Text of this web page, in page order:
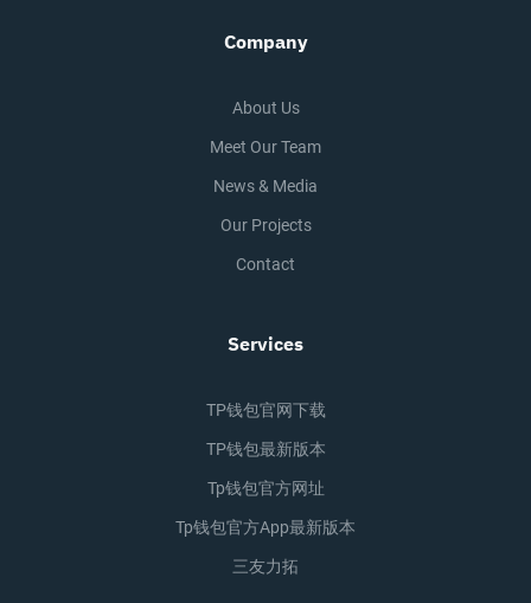
Company
About Us
Meet Our Team
News & Media
Our Projects
Contact
Services
TP钱包官网下载
TP钱包最新版本
Tp钱包官方网址
Tp钱包官方app最新版本
三友力拓